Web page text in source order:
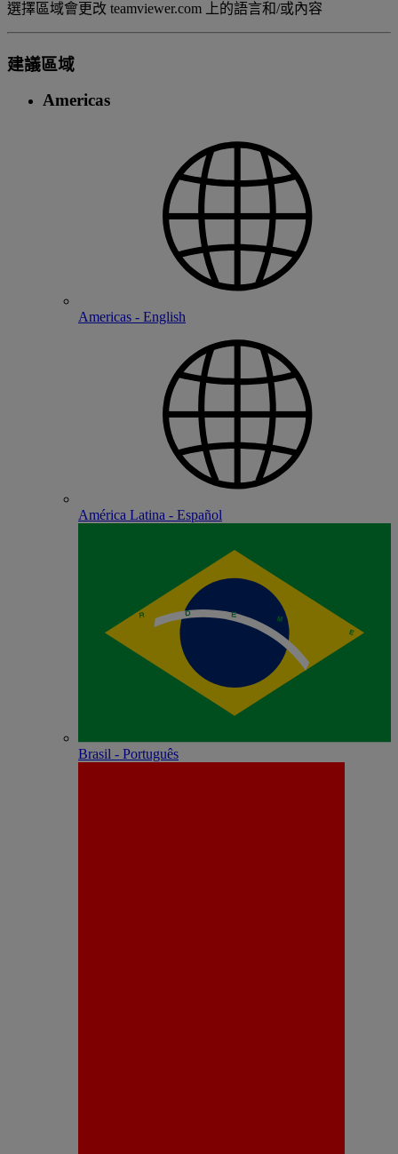
選擇區域會更改 teamviewer.com 上的語言和/或內容
建議區域
Americas
Americas - English
América Latina - Español
Brasil - Português